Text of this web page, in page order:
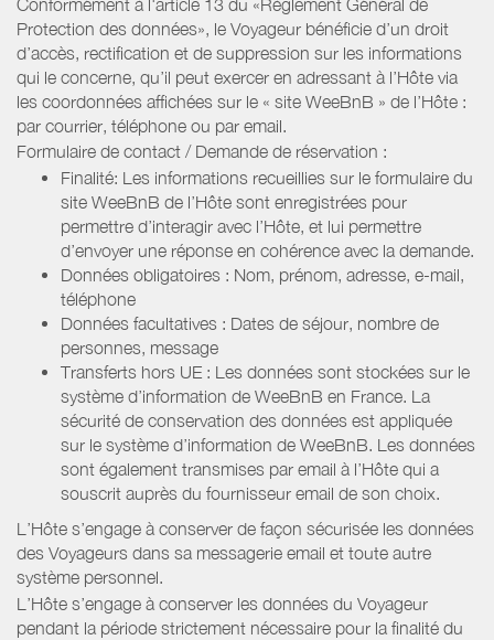
Conformément à l'article 13 du «Règlement Général de
Protection des données», le Voyageur bénéficie d’un droit
d’accès, rectification et de suppression sur les informations
qui le concerne, qu’il peut exercer en adressant à l’Hôte via
les coordonnées affichées sur le « site WeeBnB » de l’Hôte :
par courrier, téléphone ou par email.
Formulaire de contact / Demande de réservation :
Finalité: Les informations recueillies sur le formulaire du
site WeeBnB de l’Hôte sont enregistrées pour
permettre d’interagir avec l’Hôte, et lui permettre
d’envoyer une réponse en cohérence avec la demande.
Données obligatoires : Nom, prénom, adresse, e-mail,
téléphone
Données facultatives : Dates de séjour, nombre de
personnes, message
Transferts hors UE : Les données sont stockées sur le
système d’information de WeeBnB en France. La
sécurité de conservation des données est appliquée
sur le système d’information de WeeBnB. Les données
sont également transmises par email à l’Hôte qui a
souscrit auprès du fournisseur email de son choix.
L’Hôte s’engage à conserver de façon sécurisée les données
des Voyageurs dans sa messagerie email et toute autre
système personnel.
L’Hôte s’engage à conserver les données du Voyageur
pendant la période strictement nécessaire pour la finalité du